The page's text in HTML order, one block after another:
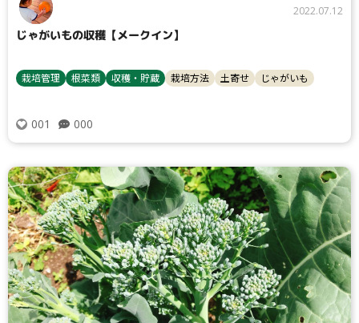
検索
リセット
2022.07.12
じゃがいもの収穫【メークイン】
栽培管理 根菜類 収穫・貯蔵 栽培方法 土寄せ じゃがいも
001 000